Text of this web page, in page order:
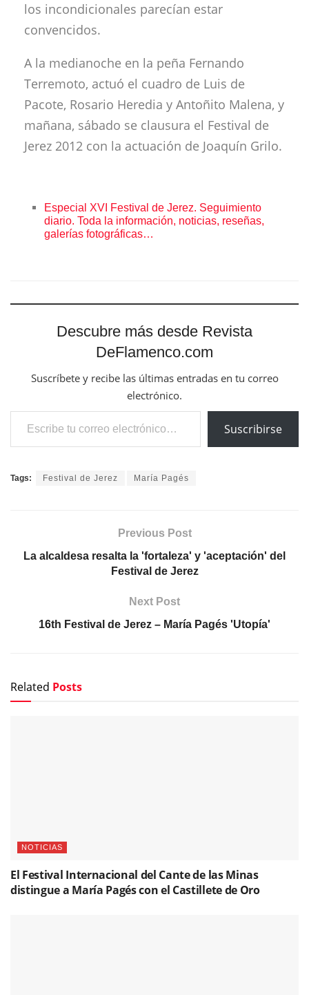
los incondicionales parecían estar
convencidos.
A la medianoche en la peña Fernando
Terremoto, actuó el cuadro de Luis de
Pacote, Rosario Heredia y Antoñito Malena, y
mañana, sábado se clausura el Festival de
Jerez 2012 con la actuación de Joaquín Grilo.
Especial XVI Festival de Jerez. Seguimiento
diario. Toda la información, noticias, reseñas,
galerías fotográficas…
Descubre más desde Revista
DeFlamenco.com
Suscríbete y recibe las últimas entradas en tu correo
electrónico.
Escribe tu correo electrónico…
Suscribirse
Tags: Festival de Jerez María Pagés
Previous Post
La alcaldesa resalta la 'fortaleza' y 'aceptación' del
Festival de Jerez
Next Post
16th Festival de Jerez – María Pagés 'Utopía'
Related Posts
NOTICIAS
El Festival Internacional del Cante de las Minas
distingue a María Pagés con el Castillete de Oro